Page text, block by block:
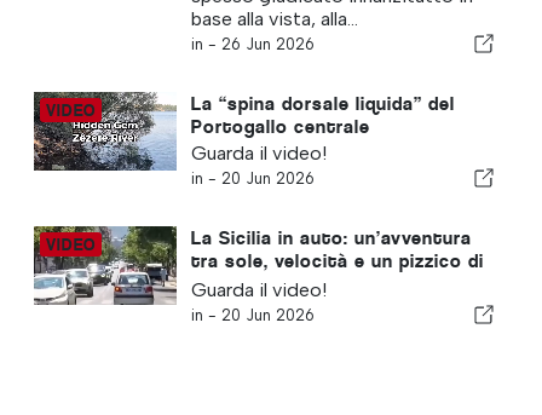
base alla vista, alla...
in - 26 Jun 2026
La “spina dorsale liquida” del
Portogallo centrale
Guarda il video!
in - 20 Jun 2026
La Sicilia in auto: un’avventura
tra sole, velocità e un pizzico di
paura
Guarda il video!
in - 20 Jun 2026